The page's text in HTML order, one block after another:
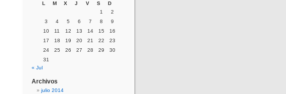
L M X J V S
D
1
2
3
4 5 6 7 8
9
10
11 12 13 14 15
16
17
18 19 20 21 22
23
24
25 26 27 28 29
30
31
« Jul
Archivos
julio 2014